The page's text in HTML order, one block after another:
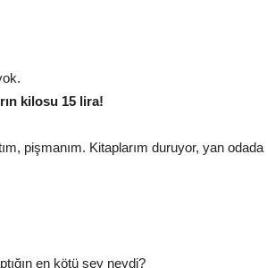
kilosu 15 lira!
pişmanım. Kitaplarım duruyor, yan odada
en kötü şey neydi?